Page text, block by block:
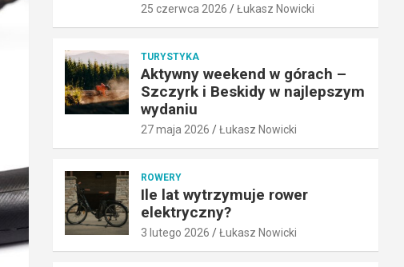
25 czerwca 2026 Łukasz Nowicki
TURYSTYKA
Aktywny weekend w górach –
Szczyrk i Beskidy w najlepszym
wydaniu
27 maja 2026 Łukasz Nowicki
ROWERY
Ile lat wytrzymuje rower
elektryczny?
3 lutego 2026 Łukasz Nowicki